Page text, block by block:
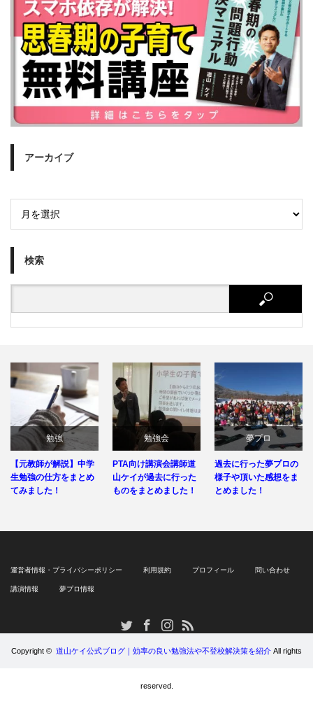
アーカイブ
検索
勉強
【元教師が解説】中学
生勉強の仕方をまとめ
てみました！
勉強会
PTA向け講演会講師道
山ケイが過去に行った
ものをまとめました！
夢プロ
過去に行った夢プロの
様子や頂いた感想をま
とめました！
運営者情報・プライバシーポリシー 利用規約 プロフィール 問い合わせ
講演情報 夢プロ情報
TwitterFacebookInstagram
RSS
Copyright © 道山ケイ公式ブログ｜効率の良い勉強法や不登校解決策を紹介 All rights
reserved.